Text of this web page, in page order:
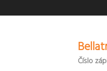
Číslo